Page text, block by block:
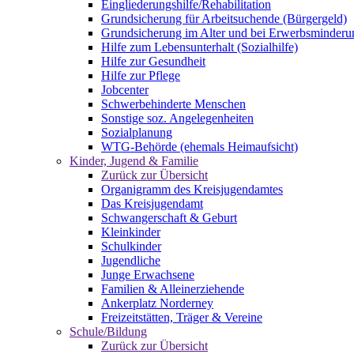
Eingliederungshilfe/Rehabilitation
Grundsicherung für Arbeitsuchende (Bürgergeld)
Grundsicherung im Alter und bei
Hilfe zum Lebensunterhalt (Sozialhilfe)
Hilfe zur Gesundheit
Hilfe zur Pflege
Jobcenter
Schwerbehinderte Menschen
Sonstige soz. Angelegenheiten
Sozialplanung
WTG-Behörde (ehemals Heimaufsicht)
Kinder, Jugend & Familie
Zurück zur Übersicht
Organigramm des Kreisjugendamtes
Das Kreisjugendamt
Schwangerschaft & Geburt
Kleinkinder
Schulkinder
Jugendliche
Junge Erwachsene
Familien & Alleinerziehende
Ankerplatz Norderney
Freizeitstätten, Träger & Vereine
Schule/Bildung
Zurück zur Übersicht